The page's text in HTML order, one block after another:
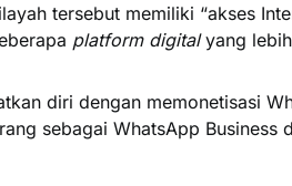
tersebut memiliki “akses
platform digitalyang
diri dengan memonetisasi
sebagai WhatsApp Business